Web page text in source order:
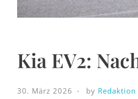
Kia EV2:
30. März 2026 by Redaktion